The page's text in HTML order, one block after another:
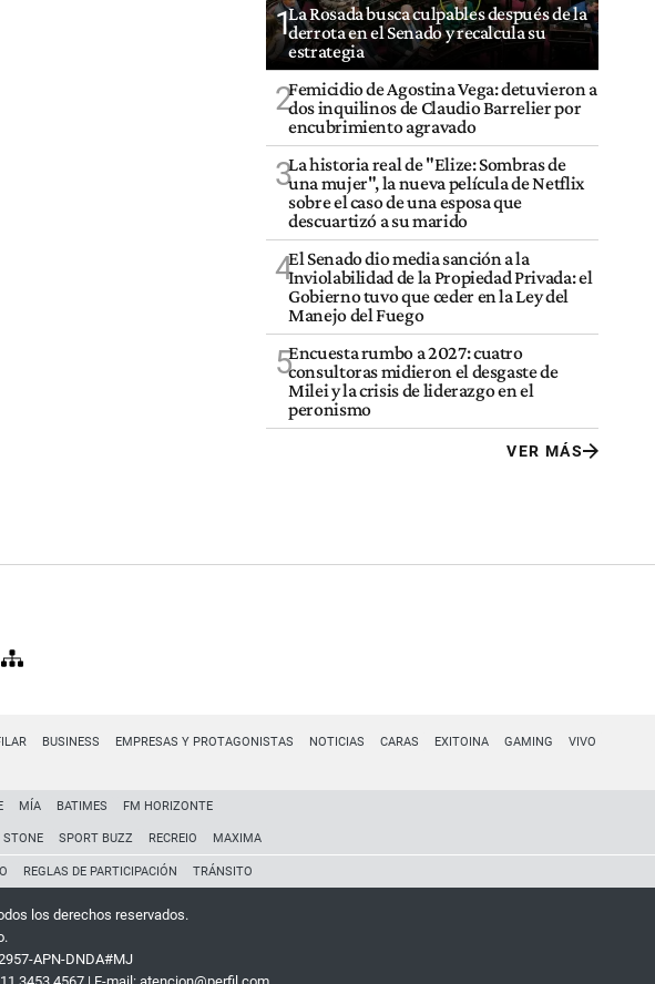
1La Rosada busca culpables después de la
derrota en el Senado y recalcula su
estrategia
2Femicidio de Agostina Vega: detuvieron a
dos inquilinos de Claudio Barrelier por
encubrimiento agravado
3La historia real de "Elize: Sombras de
una mujer", la nueva película de Netflix
sobre el caso de una esposa que
descuartizó a su marido
4El Senado dio media sanción a la
Inviolabilidad de la Propiedad Privada: el
Gobierno tuvo que ceder en la Ley del
Manejo del Fuego
5Encuesta rumbo a 2027: cuatro
consultoras midieron el desgaste de
Milei y la crisis de liderazgo en el
peronismo
VER MÁS
BUSINESS EMPRESAS Y PROTAGONISTAS NOTICIAS CARAS EXITOINA GAMING VIVO
MÍA BATIMES FM HORIZONTE
STONE SPORT BUZZ RECREIO MAXIMA
REGLAS DE PARTICIPACIÓN TRÁNSITO
los derechos reservados.
APN-DNDA#MJ